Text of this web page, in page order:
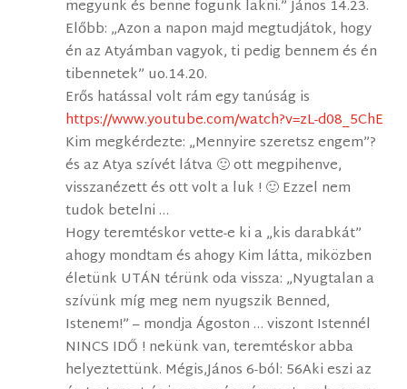
megyünk és benne fogunk lakni.” János 14.23.
Előbb: „Azon a napon majd megtudjátok, hogy
én az Atyámban vagyok, ti pedig bennem és én
tibennetek” uo.14.20.
Erős hatással volt rám egy tanúság is
https://www.youtube.com/watch?v=zL-d08_5ChE
Kim megkérdezte: „Mennyire szeretsz engem”?
és az Atya szívét látva 🙂 ott megpihenve,
visszanézett és ott volt a luk ! 🙂 Ezzel nem
tudok betelni …
Hogy teremtéskor vette-e ki a „kis darabkát”
ahogy mondtam és ahogy Kim látta, miközben
életünk UTÁN térünk oda vissza: „Nyugtalan a
szívünk míg meg nem nyugszik Benned,
Istenem!” – mondja Ágoston … viszont Istennél
NINCS IDŐ ! nekünk van, teremtéskor abba
helyeztettünk. Mégis,János 6-ból: 56Aki eszi az